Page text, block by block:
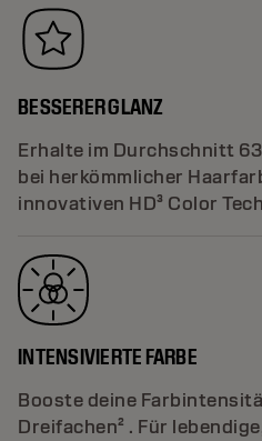
BESSERER GLANZ
Erhalte im Durchschnitt 63
bei herkömmlicher
innovativen HD³ Color
INTENSIVIERTE FARBE
Booste deine
Dreifachen² . Für